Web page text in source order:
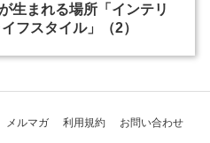
生まれる場所「インテリ
フスタイル」（2）
メルマガ 利用規約 お問い合わせ